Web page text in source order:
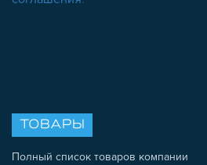
ТОВАРЫ
Полный список товаров компании